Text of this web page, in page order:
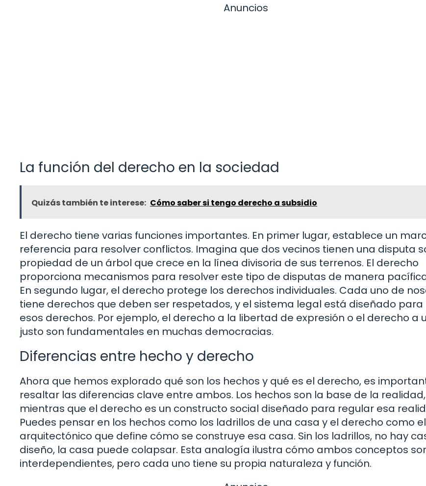
Anuncios
La función del derecho en la sociedad
Quizás también te interese: Cómo saber si tengo derecho a subsidio
El derecho tiene varias funciones importantes. En primer lugar, establece un
referencia para resolver conflictos. Imagina que dos vecinos tienen una disputa
propiedad de un árbol que crece en la línea divisoria de sus terrenos. El derecho
proporciona mecanismos para resolver este tipo de disputas de manera
En segundo lugar, el derecho protege los derechos individuales. Cada uno de
tiene derechos que deben ser respetados, y el sistema legal está diseñado
esos derechos. Por ejemplo, el derecho a la libertad de expresión o el derecho a
justo son fundamentales en muchas democracias.
Diferencias entre hecho y derecho
Ahora que hemos explorado qué son los hechos y qué es el derecho, es
resaltar las diferencias clave entre ambos. Los hechos son la base de la realidad,
mientras que el derecho es un constructo social diseñado para regular esa
Puedes pensar en los hechos como los ladrillos de una casa y el derecho como
arquitectónico que define cómo se construye esa casa. Sin los ladrillos, no hay
diseño, la casa puede colapsar. Esta analogía ilustra cómo ambos conceptos
interdependientes, pero cada uno tiene su propia naturaleza y función.